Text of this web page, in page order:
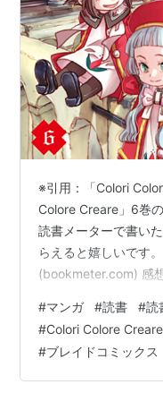
※引用：「Colori
Colore Creare」6巻
読書メーターで書い
らえると嬉しいです
(bookmeter.com) 感
生活のスタートと一
う。 学校がメインに
ましたが、ちゃんと
た。 お手紙のシーン
#マンガ #読書 #読
#Colori Colore Creare
#ブレイドコミックス